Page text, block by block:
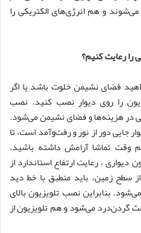
و هم انرژی‌های الکتریکی را
را رعایت کنیم؟
فضای نشیمن خلوت باشد یا اگر
را روی دیوار نصب کنید. نصب
در هزینه‌ها و فضای نشیمن می‌شود.
جایی دور از نور و رفت‌وآمد است، تا
تماشا آرامش داشته باشید.
، رعایت ارتفاع استاندارد از
سطح زمین، باید منطبق با خط دید
بنابراین نصب تلویزیون بالای
می‌شود و هم تلویزیون از